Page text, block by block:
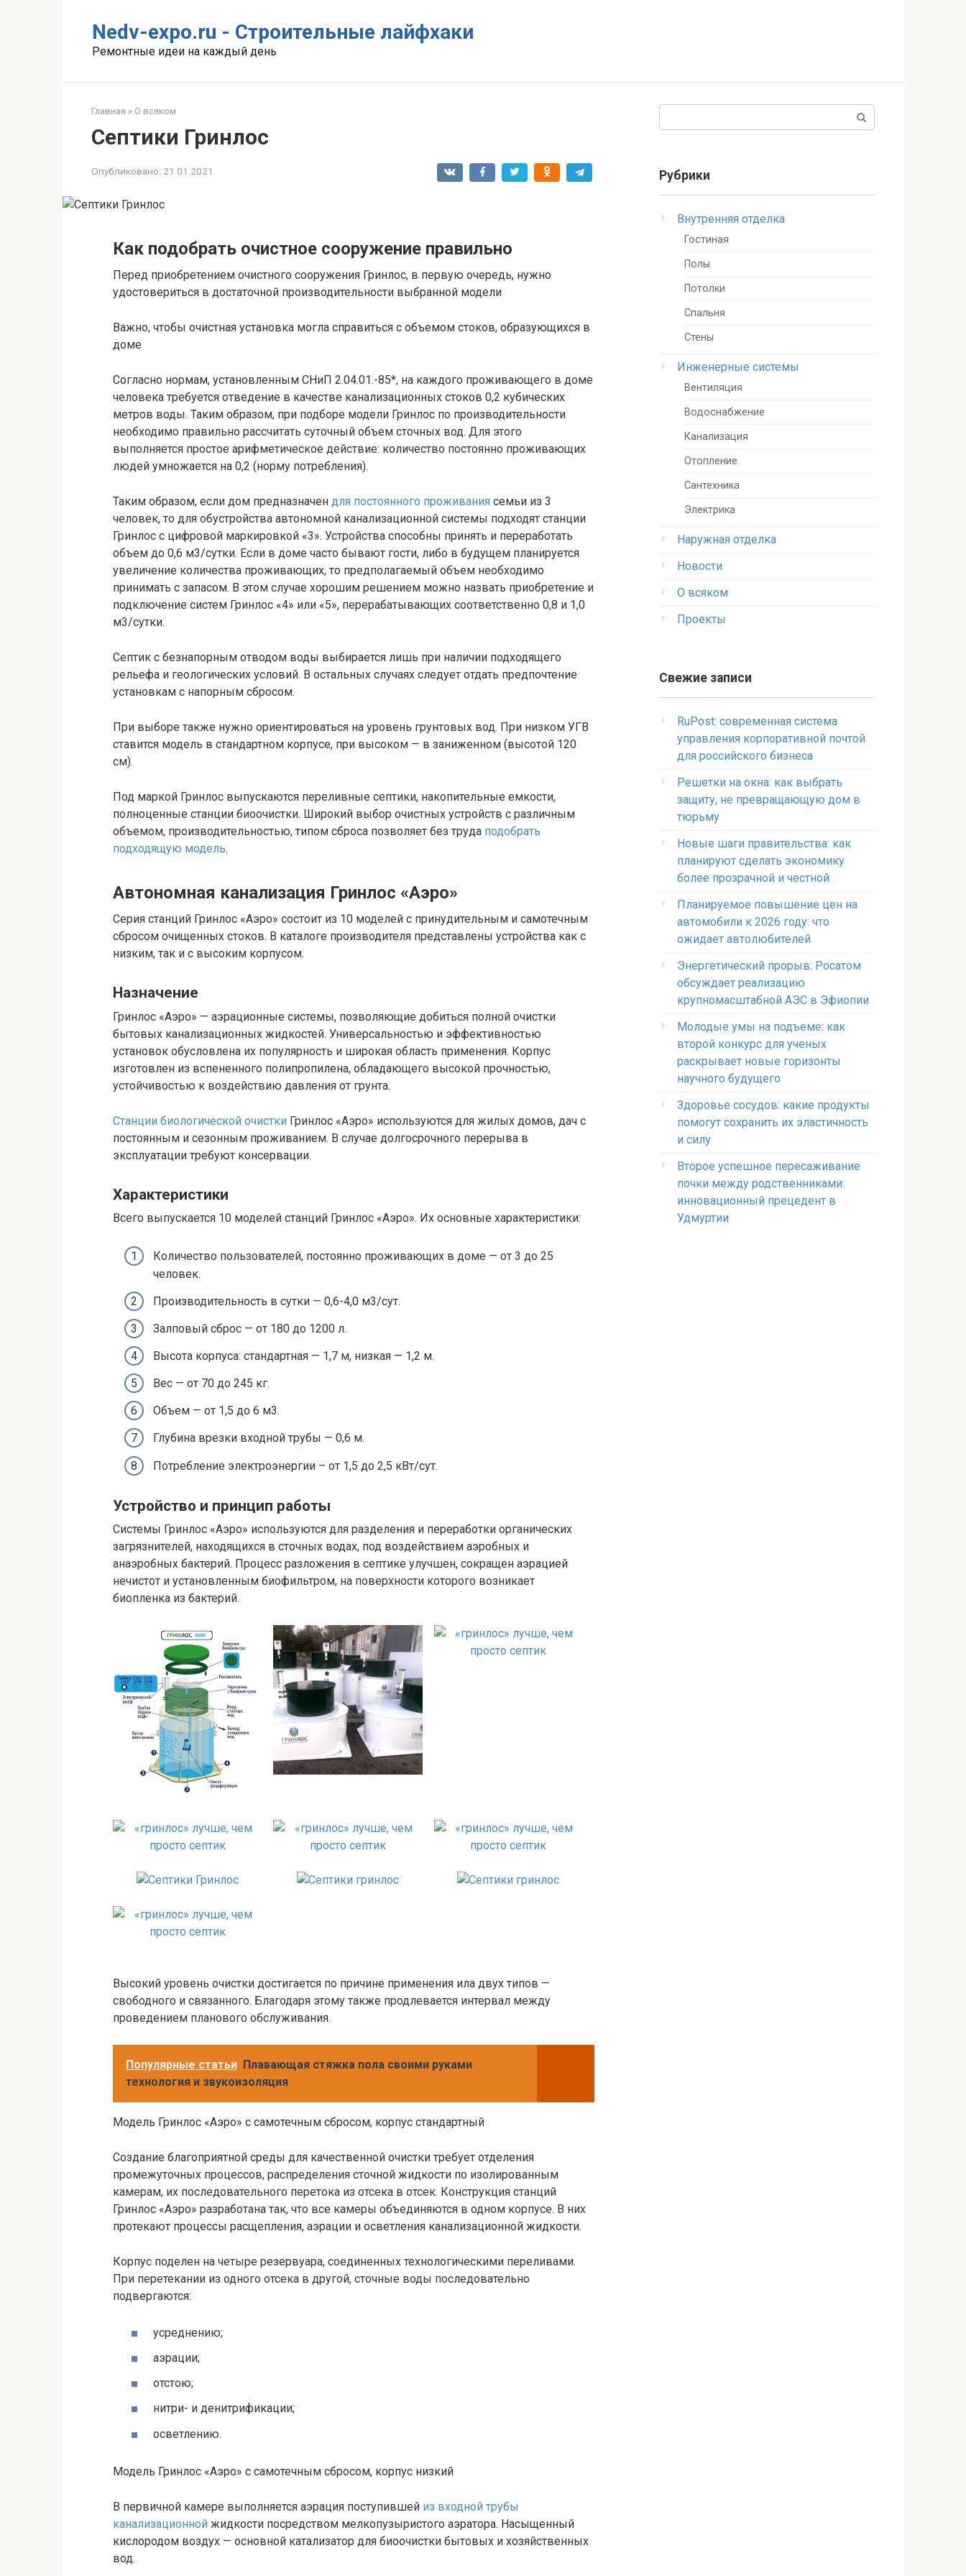
Nedv-expo.ru - Строительные лайфхаки
Ремонтные идеи на каждый день
Главная » О всяком
Септики Гринлос
Опубликовано: 21.01.2021
Как подобрать очистное сооружение правильно
Перед приобретением очистного сооружения Гринлос, в первую очередь, нужно
удостовериться в достаточной производительности выбранной модели
Важно, чтобы очистная установка могла справиться с объемом стоков, образующихся в
доме
Согласно нормам, установленным СНиП 2.04.01.-85*, на каждого проживающего в доме
человека требуется отведение в качестве канализационных стоков 0,2 кубических
метров воды. Таким образом, при подборе модели Гринлос по производительности
необходимо правильно рассчитать суточный объем сточных вод. Для этого
выполняется простое арифметическое действие: количество постоянно проживающих
людей умножается на 0,2 (норму потребления).
Таким образом, если дом предназначен для постоянного проживания семьи из 3
человек, то для обустройства автономной канализационной системы подходят станции
Гринлос с цифровой маркировкой «3». Устройства способны принять и переработать
объем до 0,6 м3/сутки. Если в доме часто бывают гости, либо в будущем планируется
увеличение количества проживающих, то предполагаемый объем необходимо
принимать с запасом. В этом случае хорошим решением можно назвать приобретение и
подключение систем Гринлос «4» или «5», перерабатывающих соответственно 0,8 и 1,0
м3/сутки.
Септик с безнапорным отводом воды выбирается лишь при наличии подходящего
рельефа и геологических условий. В остальных случаях следует отдать предпочтение
установкам с напорным сбросом.
При выборе также нужно ориентироваться на уровень грунтовых вод. При низком УГВ
ставится модель в стандартном корпусе, при высоком — в заниженном (высотой 120
см).
Под маркой Гринлос выпускаются переливные септики, накопительные емкости,
полноценные станции биоочистки. Широкий выбор очистных устройств с различным
объемом, производительностью, типом сброса позволяет без труда подобрать
подходящую модель.
Автономная канализация Гринлос «Аэро»
Серия станций Гринлос «Аэро» состоит из 10 моделей с принудительным и самотечным
сбросом очищенных стоков. В каталоге производителя представлены устройства как с
низким, так и с высоким корпусом.
Назначение
Гринлос «Аэро» — аэрационные системы, позволяющие добиться полной очистки
бытовых канализационных жидкостей. Универсальностью и эффективностью
установок обусловлена их популярность и широкая область применения. Корпус
изготовлен из вспененного полипропилена, обладающего высокой прочностью,
устойчивостью к воздействию давления от грунта.
Станции биологической очистки Гринлос «Аэро» используются для жилых домов, дач с
постоянным и сезонным проживанием. В случае долгосрочного перерыва в
эксплуатации требуют консервации.
Характеристики
Всего выпускается 10 моделей станций Гринлос «Аэро». Их основные характеристики:
Количество пользователей, постоянно проживающих в доме — от 3 до 25
человек.
Производительность в сутки — 0,6-4,0 м3/сут.
Залповый сброс — от 180 до 1200 л.
Высота корпуса: стандартная — 1,7 м, низкая — 1,2 м.
Вес — от 70 до 245 кг.
Объем — от 1,5 до 6 м3.
Глубина врезки входной трубы — 0,6 м.
Потребление электроэнергии – от 1,5 до 2,5 кВт/сут.
Устройство и принцип работы
Системы Гринлос «Аэро» используются для разделения и переработки органических
загрязнителей, находящихся в сточных водах, под воздействием аэробных и
анаэробных бактерий. Процесс разложения в септике улучшен, сокращен аэрацией
нечистот и установленным биофильтром, на поверхности которого возникает
биопленка из бактерий.
Высокий уровень очистки достигается по причине применения ила двух типов —
свободного и связанного. Благодаря этому также продлевается интервал между
проведением планового обслуживания.
Популярные статьи Плавающая стяжка пола своими руками
технология и звукоизоляция
Модель Гринлос «Аэро» с самотечным сбросом, корпус стандартный
Создание благоприятной среды для качественной очистки требует отделения
промежуточных процессов, распределения сточной жидкости по изолированным
камерам, их последовательного перетока из отсека в отсек. Конструкция станций
Гринлос «Аэро» разработана так, что все камеры объединяются в одном корпусе. В них
протекают процессы расщепления, аэрации и осветления канализационной жидкости.
Корпус поделен на четыре резервуара, соединенных технологическими переливами.
При перетекании из одного отсека в другой, сточные воды последовательно
подвергаются:
усреднению;
аэрации;
отстою;
нитри- и денитрификации;
осветлению.
Модель Гринлос «Аэро» с самотечным сбросом, корпус низкий
В первичной камере выполняется аэрация поступившей из входной трубы
канализационной жидкости посредством мелкопузыристого аэратора. Насыщенный
кислородом воздух — основной катализатор для биоочистки бытовых и хозяйственных
вод.
Рубрики
Внутренняя отделка
Гостиная
Полы
Потолки
Спальня
Стены
Инженерные системы
Вентиляция
Водоснабжение
Канализация
Отопление
Сантехника
Электрика
Наружная отделка
Новости
О всяком
Проекты
Свежие записи
RuPost: современная система
управления корпоративной почтой
для российского бизнеса
Решетки на окна: как выбрать
защиту, не превращающую дом в
тюрьму
Новые шаги правительства: как
планируют сделать экономику
более прозрачной и честной
Планируемое повышение цен на
автомобили к 2026 году: что
ожидает автолюбителей
Энергетический прорыв: Росатом
обсуждает реализацию
крупномасштабной АЭС в Эфиопии
Молодые умы на подъеме: как
второй конкурс для ученых
раскрывает новые горизонты
научного будущего
Здоровье сосудов: какие продукты
помогут сохранить их эластичность
и силу
Второе успешное пересаживание
почки между родственниками:
инновационный прецедент в
Удмуртии